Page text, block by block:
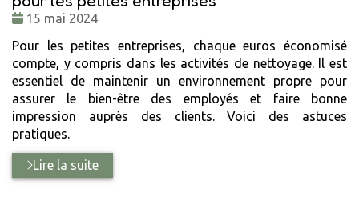
Date
15 mai 2024
Pour les petites entreprises, chaque euros économisé
compte, y compris dans les activités de nettoyage. Il est
essentiel de maintenir un environnement propre pour
assurer le bien-être des employés et faire bonne
impression auprès des clients. Voici des astuces
pratiques.
Lire la suite